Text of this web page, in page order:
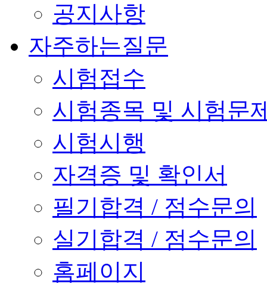
공지사항
자주하는질문
시험접수
시험종목 및 시험문
시험시행
자격증 및 확인서
필기합격 / 점수문의
실기합격 / 점수문의
홈페이지